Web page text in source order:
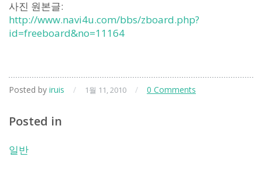
사진 원본글:
http://www.navi4u.com/bbs/zboard.php?
id=freeboard&no=11164
Posted by iruis / 1월 11, 2010 / 0 Comments
Posted in
일반